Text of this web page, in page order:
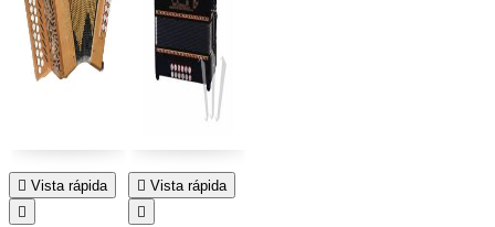
 Vista rápida

 Vista rápida
